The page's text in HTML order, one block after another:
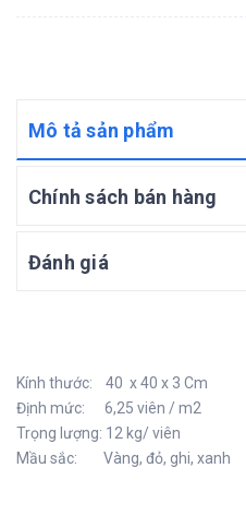
Mô tả sản phẩm
Chính sách bán hàng
Đánh giá
Kính thước: 40 x 40 x 3 Cm
Định mức: 6,25 viên / m2
Trọng lượng: 12 kg/ viên
Mầu sắc: Vàng, đỏ, ghi, xanh